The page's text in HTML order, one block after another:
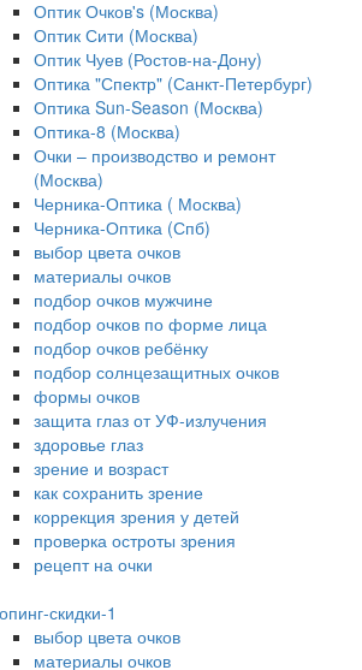
Оптик Очков's (Москва)
Оптик Сити (Москва)
Оптик Чуев (Ростов-на-Дону)
Оптика "Спектр" (Санкт-Петербург)
Оптика Sun-Season (Москва)
Оптика-8 (Москва)
Очки – производство и ремонт
(Москва)
Черника-Оптика ( Москва)
Черника-Оптика (Спб)
выбор цвета очков
материалы очков
подбор очков мужчине
подбор очков по форме лица
подбор очков ребёнку
подбор солнцезащитных очков
формы очков
защита глаз от УФ-излучения
здоровье глаз
зрение и возраст
как сохранить зрение
коррекция зрения у детей
проверка остроты зрения
рецепт на очки
скидки-1
выбор цвета очков
материалы очков